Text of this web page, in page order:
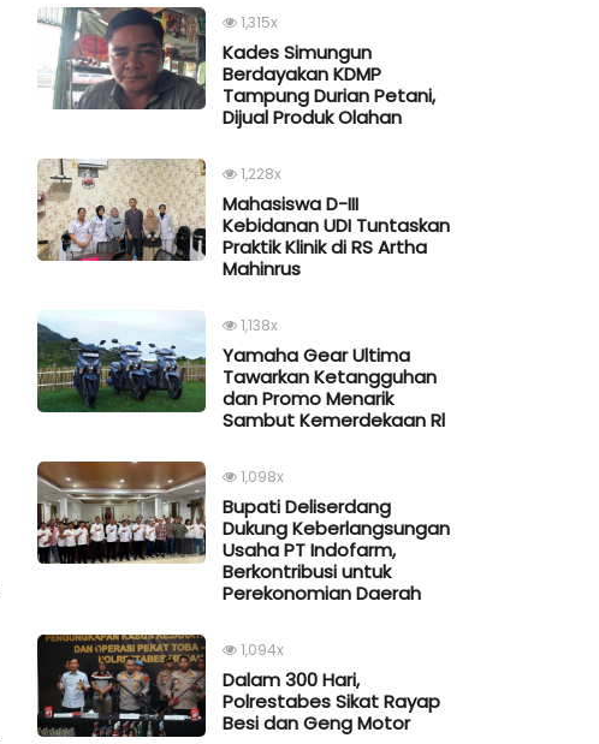
1,315x
Kades Simungun
Berdayakan KDMP
Tampung Durian Petani,
Dijual Produk Olahan
1,228x
Mahasiswa D-III
Kebidanan UDI Tuntaskan
Praktik Klinik di RS Artha
Mahinrus
1,138x
Yamaha Gear Ultima
Tawarkan Ketangguhan
dan Promo Menarik
Sambut Kemerdekaan Rl
1,098x
Bupati Deliserdang
Dukung Keberlangsungan
Usaha PT Indofarm,
Berkontribusi untuk
Perekonomian Daerah
1,094x
Dalam 300 Hari,
Polrestabes Sikat Rayap
Besi dan Geng Motor